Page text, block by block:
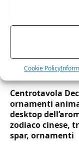
Cookie Policy
Centrotavola
ornamenti
desktop
zodiaco cinese,
spar, ornamenti